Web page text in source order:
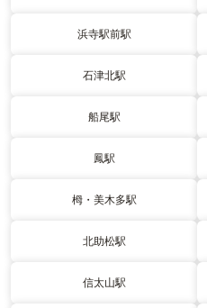
浜寺駅前駅
石津北駅
船尾駅
鳳駅
栂・美木多駅
北助松駅
信太山駅